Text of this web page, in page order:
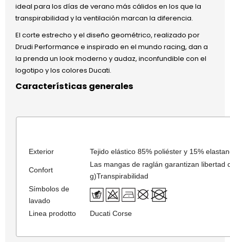
ideal para los días de verano más cálidos en los que la
transpirabilidad y la ventilación marcan la diferencia.
El corte estrecho y el diseño geométrico, realizado por
Drudi Performance e inspirado en el mundo racing, dan a
la prenda un look moderno y audaz, inconfundible con el
logotipo y los colores Ducati.
Características generales
Exterior Tejido elástico 85% poliéster y 15%
Confort
Las mangas de raglán garantizan libertad
g)Transpirabilidad
Símbolos de
lavado
Linea prodotto
Ducati Corse